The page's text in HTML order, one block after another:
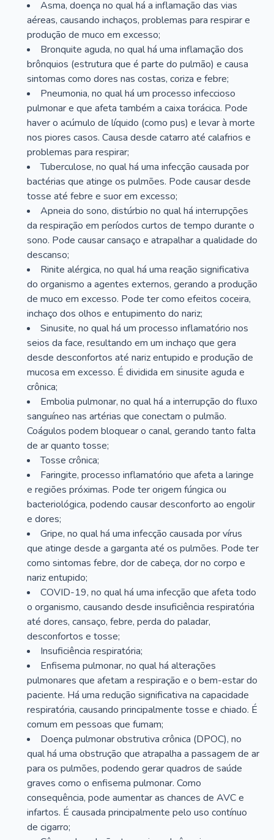
Asma, doença no qual há a inflamação das vias
aéreas, causando inchaços, problemas para respirar e
produção de muco em excesso;
Bronquite aguda, no qual há uma inflamação dos
brônquios (estrutura que é parte do pulmão) e causa
sintomas como dores nas costas, coriza e febre;
Pneumonia, no qual há um processo infeccioso
pulmonar e que afeta também a caixa torácica. Pode
haver o acúmulo de líquido (como pus) e levar à morte
nos piores casos. Causa desde catarro até calafrios e
problemas para respirar;
Tuberculose, no qual há uma infecção causada por
bactérias que atinge os pulmões. Pode causar desde
tosse até febre e suor em excesso;
Apneia do sono, distúrbio no qual há interrupções
da respiração em períodos curtos de tempo durante o
sono. Pode causar cansaço e atrapalhar a qualidade do
descanso;
Rinite alérgica, no qual há uma reação significativa
do organismo a agentes externos, gerando a produção
de muco em excesso. Pode ter como efeitos coceira,
inchaço dos olhos e entupimento do nariz;
Sinusite, no qual há um processo inflamatório nos
seios da face, resultando em um inchaço que gera
desde desconfortos até nariz entupido e produção de
mucosa em excesso. É dividida em sinusite aguda e
crônica;
Embolia pulmonar, no qual há a interrupção do fluxo
sanguíneo nas artérias que conectam o pulmão.
Coágulos podem bloquear o canal, gerando tanto falta
de ar quanto tosse;
Tosse crônica;
Faringite, processo inflamatório que afeta a laringe
e regiões próximas. Pode ter origem fúngica ou
bacteriológica, podendo causar desconforto ao engolir
e dores;
Gripe, no qual há uma infecção causada por vírus
que atinge desde a garganta até os pulmões. Pode ter
como sintomas febre, dor de cabeça, dor no corpo e
nariz entupido;
COVID-19, no qual há uma infecção que afeta todo
o organismo, causando desde insuficiência respiratória
até dores, cansaço, febre, perda do paladar,
desconfortos e tosse;
Insuficiência respiratória;
Enfisema pulmonar, no qual há alterações
pulmonares que afetam a respiração e o bem-estar do
paciente. Há uma redução significativa na capacidade
respiratória, causando principalmente tosse e chiado. É
comum em pessoas que fumam;
Doença pulmonar obstrutiva crônica (DPOC), no
qual há uma obstrução que atrapalha a passagem de ar
para os pulmões, podendo gerar quadros de saúde
graves como o enfisema pulmonar. Como
consequência, pode aumentar as chances de AVC e
infartos. É causada principalmente pelo uso contínuo
de cigarro;